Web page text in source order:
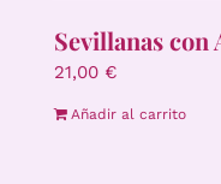
Sevillanas con
21,00 €
Añadir al carrito